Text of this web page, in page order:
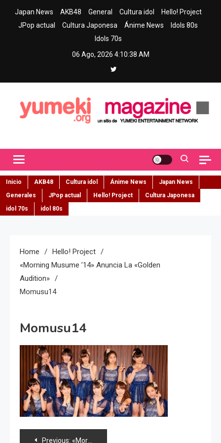
Japan News AKB48 General Cultura idol
Hello! Project
JPop actual
Cultura Japonesa Ánime News
Idols 80s
Idols 70s
06 Ago, 2026 4:10:38 AM
Inicio AKB48 Cultura idol Ánime News
Japan News
Generales
JPop actual Hello! Project
Cultura Japonesa
idol 70s
idol 80s
Home
Hello! Project
«Morning Musume ’14» Anuncia La «Golden
Audition»
Momusu14
Momusu14
Previous: «Morning Musume ’14» anuncia la «Golden Audition»